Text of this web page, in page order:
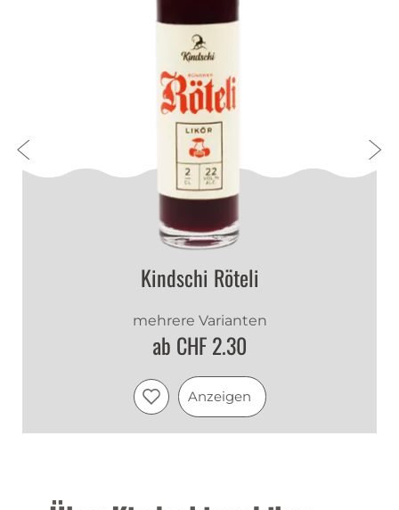
Kindschi Röteli
mehrere Varianten
ab CHF 2.30
Anzeigen